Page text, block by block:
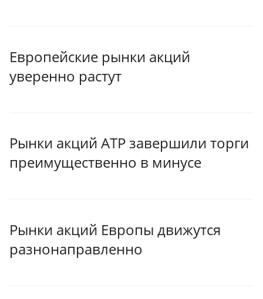
Европейские рынки акций
уверенно растут
Рынки акций АТР завершили торги
преимущественно в минусе
Рынки акций Европы движутся
разнонаправленно